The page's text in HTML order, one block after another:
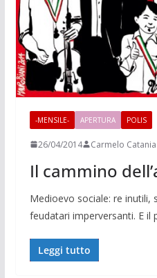
-MENSILE- APERTURA POLIS
26/04/2014 Carmelo Catania
Il cammino
Medioevo sociale: re inutili,
feudatari imperversanti. E il
Leggi tutto